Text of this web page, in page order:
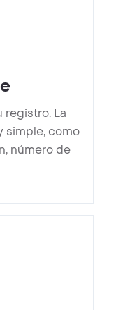
registro. La
simple, como
número de